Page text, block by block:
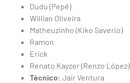
Dudu (Pepê)
Willian Oliveira
Matheuzinho (Kiko Saverio)
Ramon
Erick
Renato Kayzer (Renzo López)
Técnico: Jair Ventura